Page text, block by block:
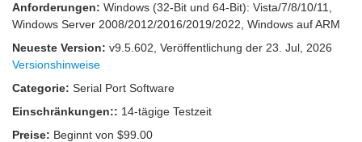
Anforderungen: Windows (32-Bit und 64-Bit): Vista/7/8/10/11,
Windows Server 2008/2012/2016/2019/2022, Windows auf ARM
Neueste Version: v9.5.602 , Veröffentlichung der 23. Jul, 2026
Versionshinweise
Categorie: Serial Port Software
Einschränkungen:: 14-tägige Testzeit
Preise: Beginnt von $99.00